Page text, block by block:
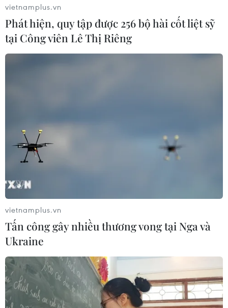
Triệt phá đường dây đánh bạc, rửa tiền xuyên quốc
gia, giao dịch hơn 340 tỷ đồng
10/08/2026 09:29
thu giữ hơn 22 tấn
vietnamplus.vn
Phát hiện, quy tập được 256 bộ hài cốt liệt sỹ
tại Công viên Lê Thị Riêng
vietnamplus.vn
Tấn công gây nhiều thương vong tại Nga và
Ukraine